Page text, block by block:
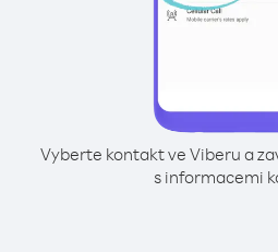
Vyberte kontakt ve Viberu a
s informacemi